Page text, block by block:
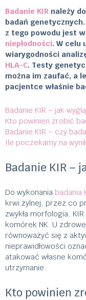
Badanie KIR należy
badań
z tego powodu jest
niepłodności. W celu
wiarygodności
HLA-C. Testy
można im zaufać, a
pacjentce właśnie
Badanie KIR – jak
Kto powinien zrobić
Badanie KIR – czy
Ile poczekamy na
Badanie KIR –
Do wykonania badania
krwi żylnej, przez co
zwykła morfologia.
komórek NK. U
równoważyć się z
nieprawidłowości
atakować własne
utrzymanie.
Kto powinien